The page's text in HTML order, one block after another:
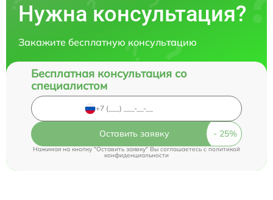
Нужна консультация?
Закажите бесплатную консультацию
Бесплатная консультация со
специалистом
Оставить заявку
Нажимая на кнопку "Оставить заявку" Вы соглашаетесь cполитикой
конфиденциальности